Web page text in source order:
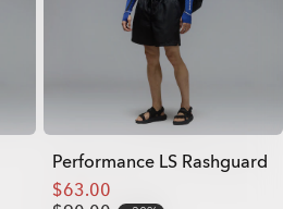
Performance LS Rashguard
$63.00